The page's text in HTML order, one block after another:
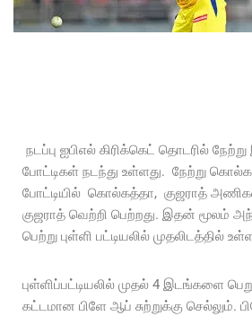
நடப்பு ஐபிஎல் கிரிக்கெட் தொடரில்
போட்டிகள் நடந்து உள்ளது. நேற்று
போட்டியில் கொல்கத்தா, குஜராத்
குஜராத் வெற்றி பெற்றது. இதன் மூலம்
பெற்று புள்ளி பட்டியலில் முதலிடத்தில்
புள்ளிப்பட்டியலில் முதல் 4 இடங்களை
கட்டமான பிளே ஆப் சுற்றுக்கு செல்லும்.